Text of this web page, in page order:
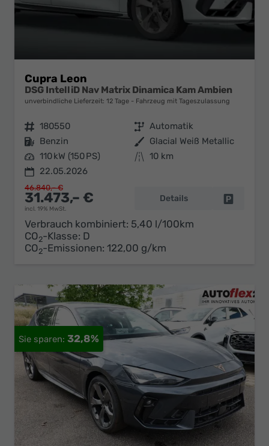
Cupra Leon
DSG IntelliD Nav Matrix Dinamica Kam Ambien
unverbindliche Lieferzeit: 12 Tage Fahrzeug mit Tageszulassung
Fahrzeugnr. 180550 Getriebe Automatik
Kraftstoff Benzin Außenfarbe Glacial Weiß Metallic
Leistung 110 kW (150 PS) Kilometerstand 10 km
22.05.2026
31.473,– €
incl. 19% MwSt.
46.840,– €
Details
Verbrauch kombiniert: 5,40 l/100km
CO2-Klasse: D
CO2-Emissionen: 122,00 g/km
32,8%